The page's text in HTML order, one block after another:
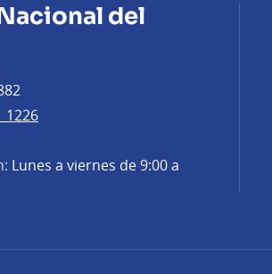
del
1226
Lunes a viernes de 9:00 a